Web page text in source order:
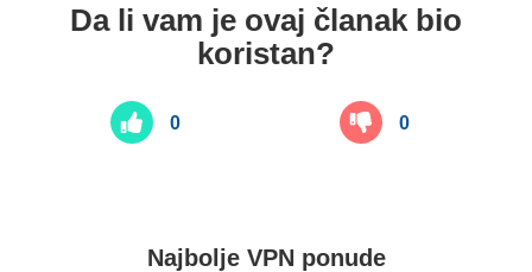
Da li vam je ovaj članak bio
koristan?
0 0
Najbolje VPN ponude